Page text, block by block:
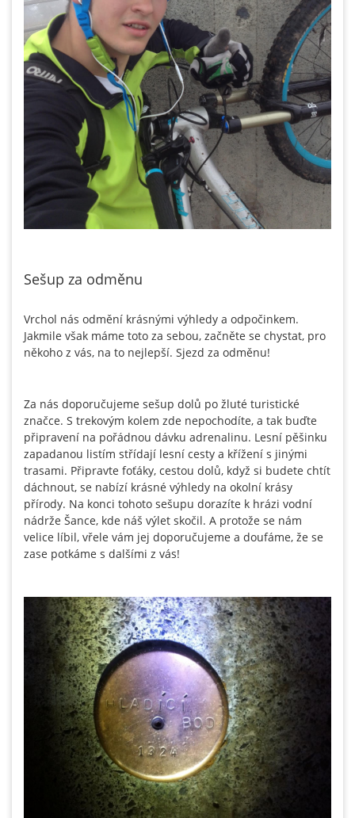
Sešup za odměnu
Vrchol nás odmění krásnými výhledy a odpočinkem.
Jakmile však máme toto za sebou, začněte se chystat, pro
někoho z vás, na to nejlepší. Sjezd za odměnu!
Za nás doporučujeme sešup dolů po žluté turistické
značce. S trekovým kolem zde nepochodíte, a tak buďte
připravení na pořádnou dávku adrenalinu. Lesní pěšinku
zapadanou listím střídají lesní cesty a křížení s jinými
trasami. Připravte foťáky, cestou dolů, když si budete chtít
dáchnout, se nabízí krásné výhledy na okolní krásy
přírody. Na konci tohoto sešupu dorazíte k hrázi vodní
nádrže Šance, kde náš výlet skočil. A protože se nám
velice líbil, vřele vám jej doporučujeme a doufáme, že se
zase potkáme s dalšími z vás!